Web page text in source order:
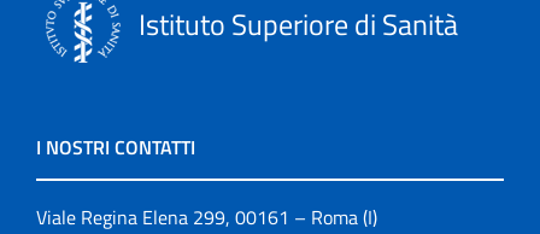
Istituto Superiore di Sanità
I NOSTRI CONTATTI
Viale Regina Elena 299, 00161 – Roma (I)